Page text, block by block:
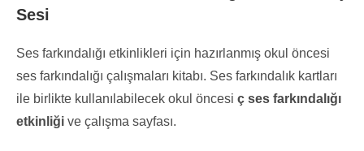
Sesi
Ses farkındalığı etkinlikleri için hazırlanmış okul öncesi
ses farkındalığı çalışmaları kitabı. Ses farkındalık kartları
ile birlikte kullanılabilecek okul öncesi ç ses farkındalığı
etkinliği ve çalışma sayfası.